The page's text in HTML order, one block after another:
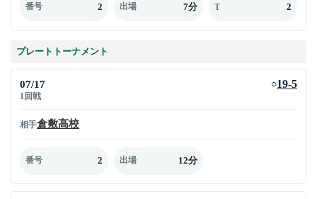
番号 2 出場 7分 T 2
プレートトーナメント
07/17
1回戦
○19-5
相手倉敷高校
番号 2 出場 12分